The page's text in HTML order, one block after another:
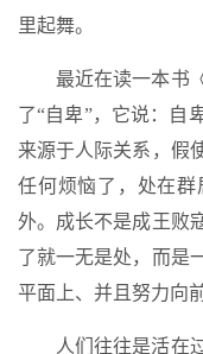
里起舞。
最近在读一本书
了“自卑”，它说：自
来源于人际关系，假
任何烦恼了，处在
外。成长不是成王败
了就一无是处，而是
平面上、并且努力向
人们往往是活在